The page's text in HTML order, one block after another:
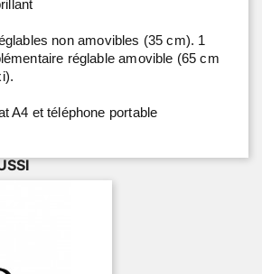
non amovibles (35 cm). 1
réglable amovible (65 cm
A4 et téléphone portable